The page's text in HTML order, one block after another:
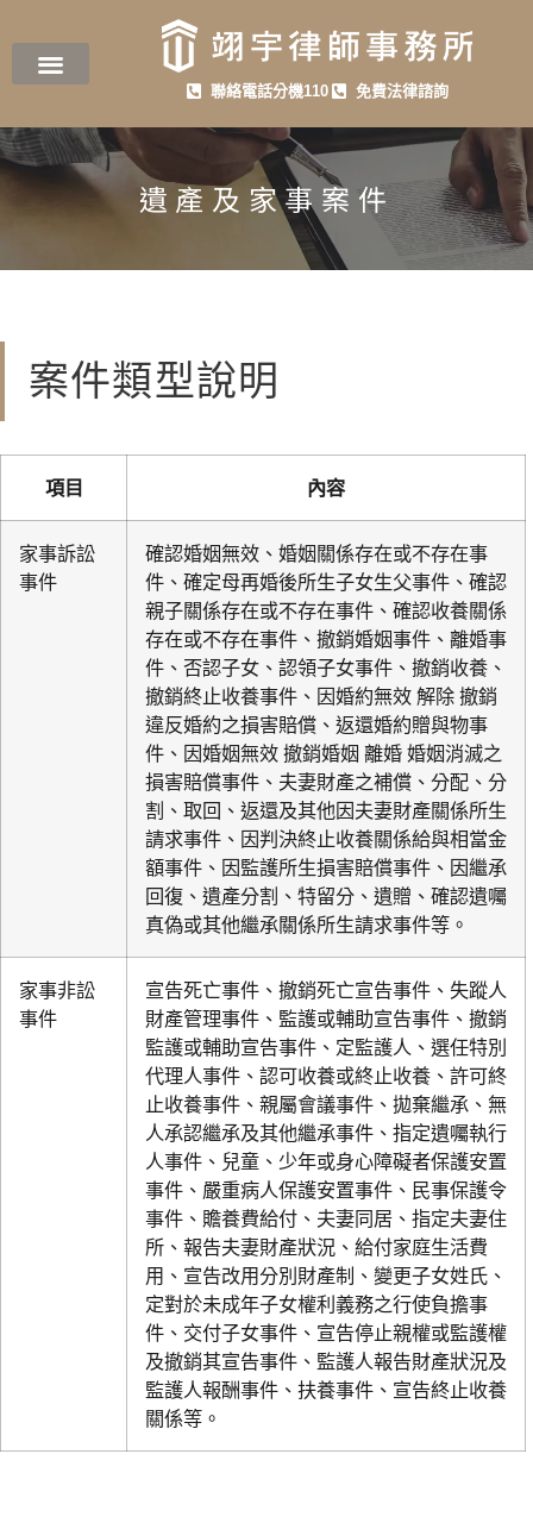
聯絡電話分機110 免費法律諮詢
遺產及家事案件
案件類型說明
項目 內容
家事訴訟
事件
確認婚姻無效、婚姻關係存在或不存在事
件、確定母再婚後所生子女生父事件、確認
親子關係存在或不存在事件、確認收養關係
存在或不存在事件、撤銷婚姻事件、離婚事
件、否認子女、認領子女事件、撤銷收養、
撤銷終止收養事件、因婚約無效 解除 撤銷
違反婚約之損害賠償、返還婚約贈與物事
件、因婚姻無效 撤銷婚姻 離婚 婚姻消滅之
損害賠償事件、夫妻財產之補償、分配、分
割、取回、返還及其他因夫妻財產關係所生
請求事件、因判決終止收養關係給與相當金
額事件、因監護所生損害賠償事件、因繼承
回復、遺產分割、特留分、遺贈、確認遺囑
真偽或其他繼承關係所生請求事件等。
家事非訟
事件
宣告死亡事件、撤銷死亡宣告事件、失蹤人
財產管理事件、監護或輔助宣告事件、撤銷
監護或輔助宣告事件、定監護人、選任特別
代理人事件、認可收養或終止收養、許可終
止收養事件、親屬會議事件、拋棄繼承、無
人承認繼承及其他繼承事件、指定遺囑執行
人事件、兒童、少年或身心障礙者保護安置
事件、嚴重病人保護安置事件、民事保護令
事件、贍養費給付、夫妻同居、指定夫妻住
所、報告夫妻財產狀況、給付家庭生活費
用、宣告改用分別財產制、變更子女姓氏、
定對於未成年子女權利義務之行使負擔事
件、交付子女事件、宣告停止親權或監護權
及撤銷其宣告事件、監護人報告財產狀況及
監護人報酬事件、扶養事件、宣告終止收養
關係等。